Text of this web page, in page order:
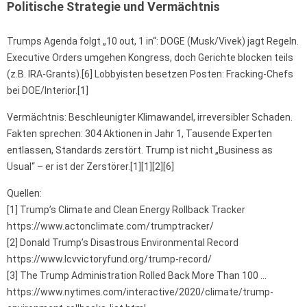
Politische Strategie und Vermächtnis
Trumps Agenda folgt „10 out, 1 in“: DOGE (Musk/Vivek) jagt Regeln.
Executive Orders umgehen Kongress, doch Gerichte blocken teils
(z.B. IRA-Grants).[6] Lobbyisten besetzen Posten: Fracking-Chefs
bei DOE/Interior.[1]
Vermächtnis: Beschleunigter Klimawandel, irreversibler Schaden.
Fakten sprechen: 304 Aktionen in Jahr 1, Tausende Experten
entlassen, Standards zerstört. Trump ist nicht „Business as
Usual“ – er ist der Zerstörer.[1][1][2][6]
Quellen:
[1] Trump’s Climate and Clean Energy Rollback Tracker
https://www.actonclimate.com/trumptracker/
[2] Donald Trump’s Disastrous Environmental Record
https://www.lcvvictoryfund.org/trump-record/
[3] The Trump Administration Rolled Back More Than 100 …
https://www.nytimes.com/interactive/2020/climate/trump-